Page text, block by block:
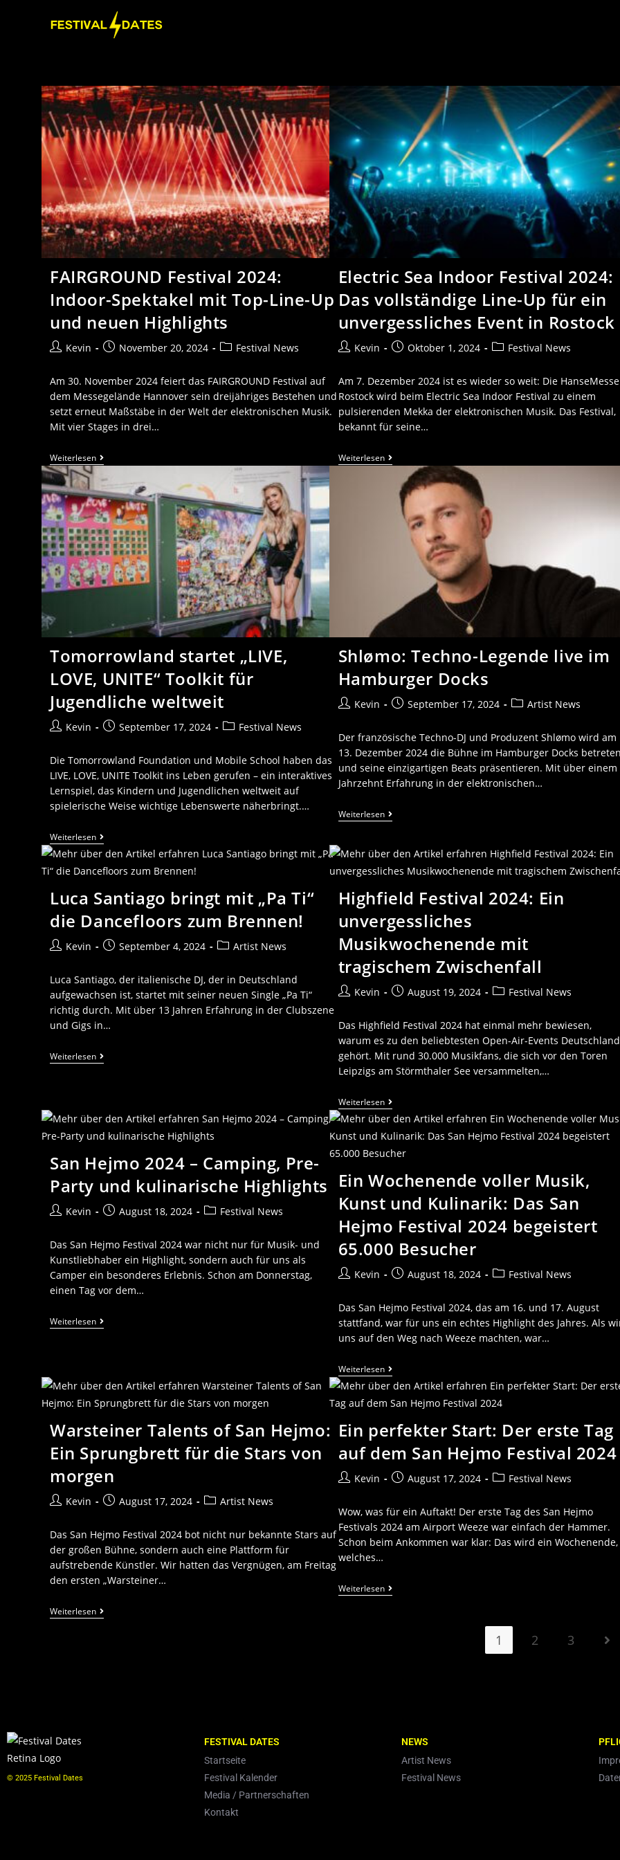
FAIRGROUND Festival 2024:
Indoor-Spektakel mit Top-Line-Up
und neuen Highlights
Kevin November 20, 2024 Festival News
Am 30. November 2024 feiert das FAIRGROUND Festival auf
dem Messegelände Hannover sein dreijähriges Bestehen und
setzt erneut Maßstäbe in der Welt der elektronischen Musik.
Mit vier Stages in drei…
Weiterlesen
Electric Sea Indoor Festival 2024:
Das vollständige Line-Up für ein
unvergessliches Event in Rostock
Kevin Oktober 1, 2024 Festival News
Am 7. Dezember 2024 ist es wieder so weit: Die HanseMesse
Rostock wird beim Electric Sea Indoor Festival zu einem
pulsierenden Mekka der elektronischen Musik. Das Festival,
bekannt für seine…
Weiterlesen
Tomorrowland startet „LIVE,
LOVE, UNITE“ Toolkit für
Jugendliche weltweit
Kevin September 17, 2024 Festival News
Die Tomorrowland Foundation und Mobile School haben das
LIVE, LOVE, UNITE Toolkit ins Leben gerufen – ein interaktives
Lernspiel, das Kindern und Jugendlichen weltweit auf
spielerische Weise wichtige Lebenswerte näherbringt.…
Weiterlesen
Shlømo: Techno-Legende live im
Hamburger Docks
Kevin September 17, 2024 Artist News
Der französische Techno-DJ und Produzent Shlømo wird am
13. Dezember 2024 die Bühne im Hamburger Docks
und seine einzigartigen Beats präsentieren. Mit über einem
Jahrzehnt Erfahrung in der elektronischen…
Weiterlesen
Luca Santiago bringt mit „Pa Ti“
die Dancefloors zum Brennen!
Kevin September 4, 2024 Artist News
Luca Santiago, der italienische DJ, der in Deutschland
aufgewachsen ist, startet mit seiner neuen Single „Pa Ti“
richtig durch. Mit über 13 Jahren Erfahrung in der Clubszene
und Gigs in…
Weiterlesen
Highfield Festival 2024: Ein
unvergessliches
Musikwochenende mit
tragischem Zwischenfall
Kevin August 19, 2024 Festival News
Das Highfield Festival 2024 hat einmal mehr bewiesen,
warum es zu den beliebtesten Open-Air-Events
gehört. Mit rund 30.000 Musikfans, die sich vor den Toren
Leipzigs am Störmthaler See versammelten,…
Weiterlesen
San Hejmo 2024 – Camping, Pre-
Party und kulinarische Highlights
Kevin August 18, 2024 Festival News
Das San Hejmo Festival 2024 war nicht nur für Musik- und
Kunstliebhaber ein Highlight, sondern auch für uns als
Camper ein besonderes Erlebnis. Schon am Donnerstag,
einen Tag vor dem…
Weiterlesen
Ein Wochenende voller Musik,
Kunst und Kulinarik: Das San
Hejmo Festival 2024 begeistert
65.000 Besucher
Kevin August 18, 2024 Festival News
Das San Hejmo Festival 2024, das am 16. und 17. August
stattfand, war für uns ein echtes Highlight des Jahres. Als
uns auf den Weg nach Weeze machten, war…
Weiterlesen
Warsteiner Talents of San Hejmo:
Ein Sprungbrett für die Stars von
morgen
Kevin August 17, 2024 Artist News
Das San Hejmo Festival 2024 bot nicht nur bekannte Stars auf
der großen Bühne, sondern auch eine Plattform für
aufstrebende Künstler. Wir hatten das Vergnügen, am Freitag
den ersten „Warsteiner…
Weiterlesen
Ein perfekter Start: Der erste Tag
auf dem San Hejmo Festival 2024
Kevin August 17, 2024 Festival News
Wow, was für ein Auftakt! Der erste Tag des San Hejmo
Festivals 2024 am Airport Weeze war einfach der Hammer.
Schon beim Ankommen war klar: Das wird ein Wochenende,
welches…
Weiterlesen
1 2 3
© 2025 Festival Dates
FESTIVAL DATES
Startseite
Festival Kalender
Media / Partnerschaften
Kontakt
NEWS
Artist News
Festival News